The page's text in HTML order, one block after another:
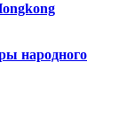
народного